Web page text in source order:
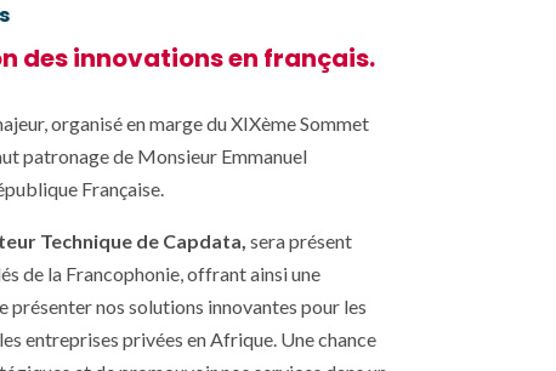
des innovations en français.
organisé en marge du XIXème Sommet
patronage de Monsieur Emmanuel
Française.
Technique de Capdata, sera présent
de la Francophonie, offrant ainsi une
nos solutions innovantes pour les
entreprises privées en Afrique. Une chance